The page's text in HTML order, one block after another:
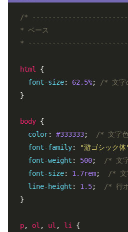
/*
* ベース
*
html
{
font-size: 62.5%;
/* 文字
}
body {
color: #333333;
/* 文字
font-family: "游ゴシック
font-weight : 500;
/* 文
font-size: 1.7rem;
/* 文
line-height : 1.5;
/* 行
}
p, ol , ul , li
{